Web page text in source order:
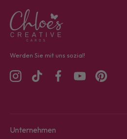
Werden Sie mit uns sozial!
InstagramTikTok FacebookYouTubePinterest
Unternehmen